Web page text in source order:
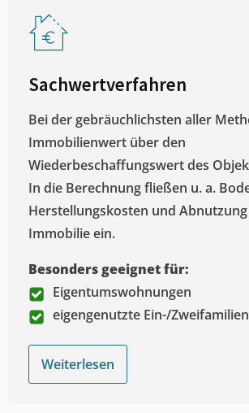
Sachwertverfahren
Bei der gebräuchlichsten aller
Immobilienwert über den
Wiederbeschaffungswert des
In die Berechnung fließen u. a.
Herstellungskosten und
Immobilie ein.
Besonders geeignet für:
Eigentumswohnungen
eigengenutzte Ein-/
Weiterlesen